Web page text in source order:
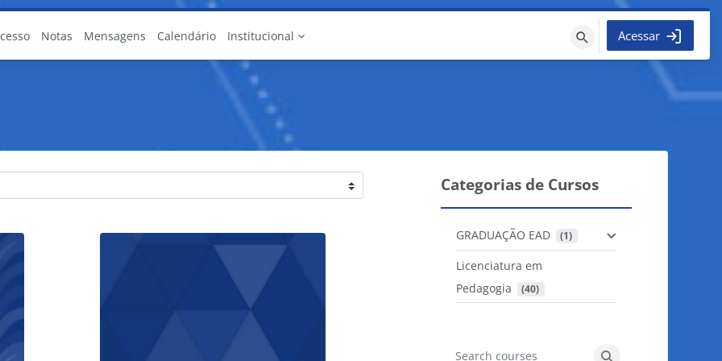
Notas Mensagens Calendário Institucional
Buscar
cursos
Acessar
Categorias de Cursos
GRADUAÇÃO EAD (1)
Licenciatura em
Pedagogia
(40)